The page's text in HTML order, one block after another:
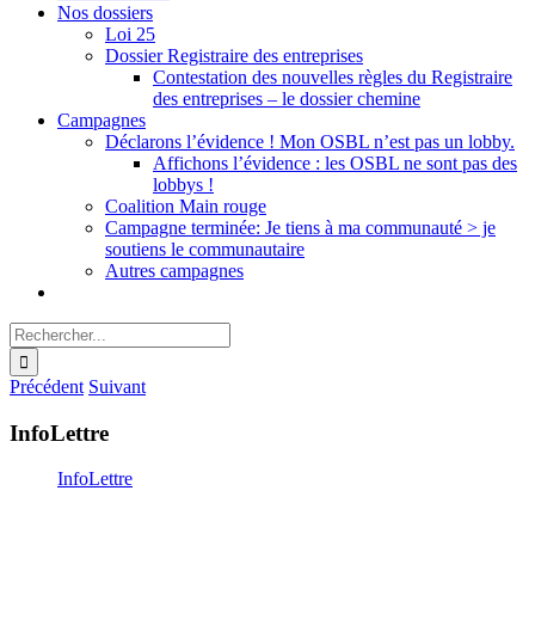
Nos dossiers
Loi 25
Dossier Registraire des entreprises
Contestation des nouvelles règles du Registraire
des entreprises – le dossier chemine
Campagnes
Déclarons l’évidence ! Mon OSBL n’est pas un lobby.
Affichons l’évidence : les OSBL ne sont pas des
lobbys !
Coalition Main rouge
Campagne terminée: Je tiens à ma communauté > je
soutiens le communautaire
Autres campagnes
Rechercher:
Précédent Suivant
InfoLettre
InfoLettre